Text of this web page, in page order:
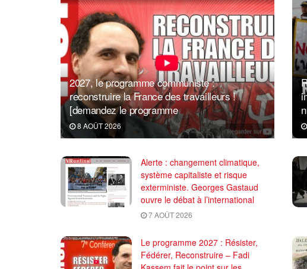
2027, le programme communiste :
reconstruire la France des travailleurs !
[demandez le programme
8 AOÛT 2026
Alerte : changement climatique,
système capitaliste et risque
exterministe. Georges Gastaud
ouvre le débat à l’international
7 AOÛT 2026
Le programme 2027 : Résister,
Fédérer, Reconstruire – Fadi